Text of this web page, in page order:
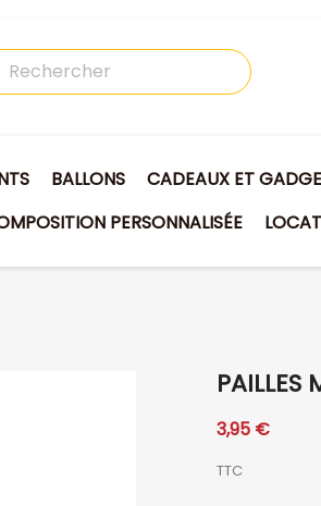
BALLONS CADEAUX ET
PERSONNALISÉE
PAILLES
3,95 €
TTC